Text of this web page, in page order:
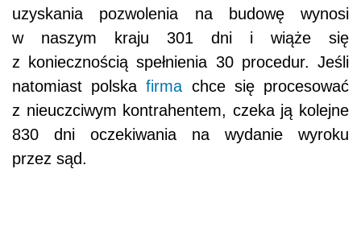
uzyskania pozwolenia na budowę wynosi
w naszym kraju 301 dni i wiąże się
z koniecznością spełnienia 30 procedur. Jeśli
natomiast polskafirmachce się procesować
z nieuczciwym kontrahentem, czeka ją kolejne
830 dni oczekiwania na wydanie wyroku
przez sąd.